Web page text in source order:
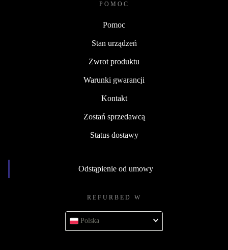
POMOC
Pomoc
Stan urządzeń
Zwrot produktu
Warunki gwarancji
Kontakt
Zostań sprzedawcą
Status dostawy
Odstąpienie od umowy
REFURBED W
Polska